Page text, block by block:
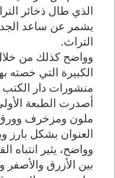
الذي طال ذخائر
يشمر عن ساعد الجد
التراث.
وواضح كذلك من
الكبيرة التي خصته
منشورات دار الكتب
ملون ومزخرف
العنوان بشكل
وواضح، يثير انتباه
بين الأزرق والأصفر